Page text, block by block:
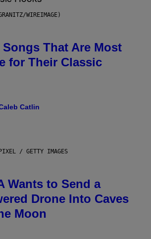
WIREIMAGE)
That Are Most
for Their Classic
Catlin
/ GETTY IMAGES
Wants to Send a
Drone Into Caves
Moon